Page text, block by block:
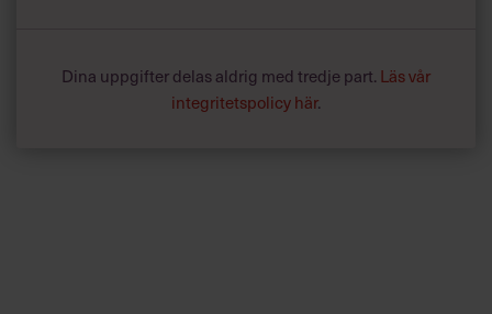
Dina uppgifter delas aldrig med tredje part. Läs vår
integritetspolicy här.